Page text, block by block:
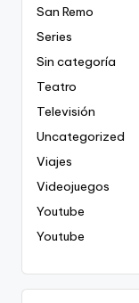
San Remo
Series
Sin categoría
Teatro
Televisión
Uncategorized
Viajes
Videojuegos
Youtube
Youtube